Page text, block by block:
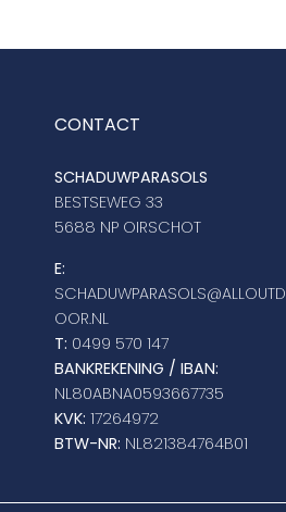
CONTACT
SCHADUWPARASOLS
BESTSEWEG 33
5688 NP OIRSCHOT
E:
SCHADUWPARASOLS@ALLOUTD
OOR.NL
T: 0499 570 147
BANKREKENING / IBAN:
NL80ABNA0593667735
KVK: 17264972
BTW-NR: NL821384764B01